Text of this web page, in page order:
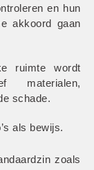
en hun
akkoord gaan
ruimte wordt
materialen,
schade.
als bewijs.
zoals